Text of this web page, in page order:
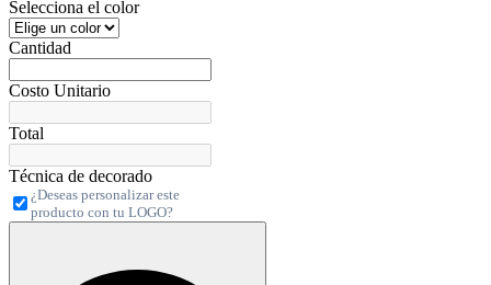
Selecciona el color
Cantidad
Costo Unitario
Total
Técnica de decorado
¿Deseas personalizar este
producto con tu LOGO?